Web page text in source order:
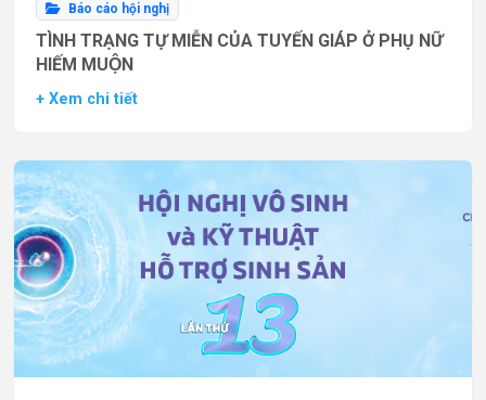
Báo cáo hội nghị
TÌNH TRẠNG TỰ MIỄN CỦA TUYẾN GIÁP Ở PHỤ NỮ
HIẾM MUỘN
+ Xem chi tiết